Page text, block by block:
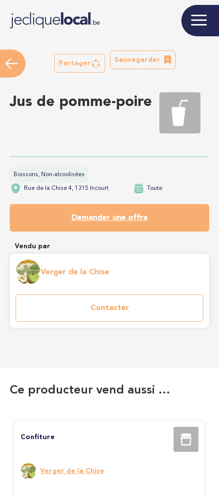
Partager
Sauvegarder
Jus de pomme-poire
Boissons, Non-alcoolisées
Rue de la Chise 4, 1315 Incourt Toute
Demander une offre
Vendu par
Verger de la Chise
Contacter
Ce producteur vend aussi …
Confiture
Verger de la Chise